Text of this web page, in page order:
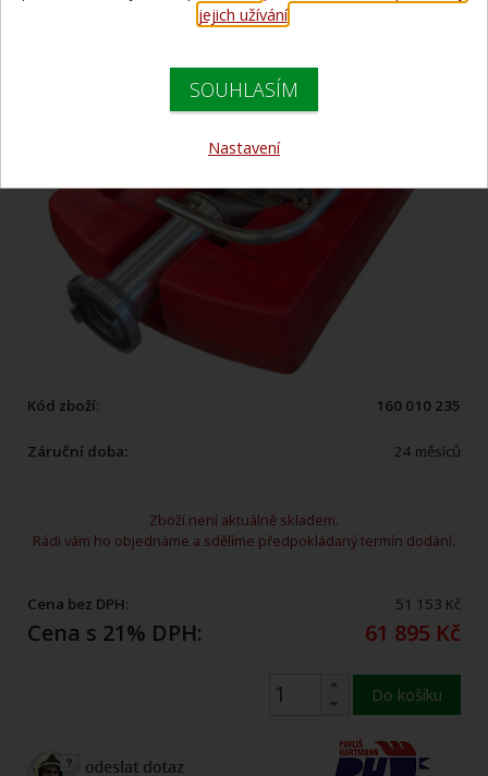
Kód zboží: 160 010 235
Záruční doba: 24 měsíců
Zboží není aktuálně skladem.
Rádi vám ho objednáme a sdělíme předpokládaný termín dodání.
Cena bez DPH: 51 153 Kč
Cena s 21% DPH: 61 895 Kč
Do košíku
jejich užívání.
SOUHLASÍM
Nastavení